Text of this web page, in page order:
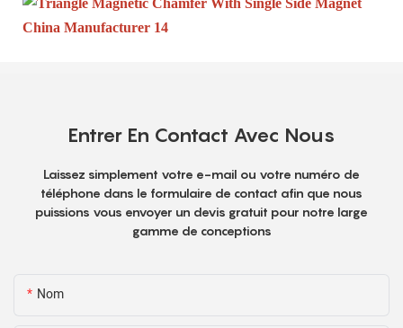
Entrer En Contact Avec Nous
Laissez simplement votre e-mail ou votre numéro de
téléphone dans le formulaire de contact afin que nous
puissions vous envoyer un devis gratuit pour notre large
gamme de conceptions
Nom